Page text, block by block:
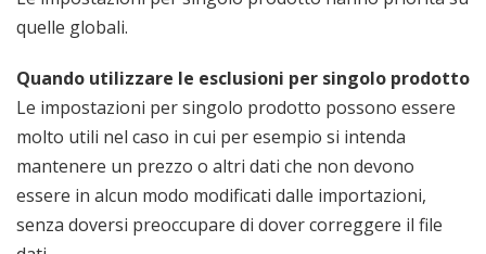
quelle globali.
Quando utilizzare le esclusioni per singolo prodotto
Le impostazioni per singolo prodotto possono essere
molto utili nel caso in cui per esempio si intenda
mantenere un prezzo o altri dati che non devono
essere in alcun modo modificati dalle importazioni,
senza doversi preoccupare di dover correggere il file